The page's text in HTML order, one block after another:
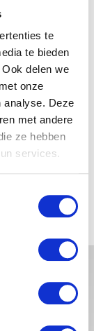
te
te bieden
delen we
onze
analyse. Deze
met andere
ze hebben
services.
SHOWT
DEELT
MET BABY